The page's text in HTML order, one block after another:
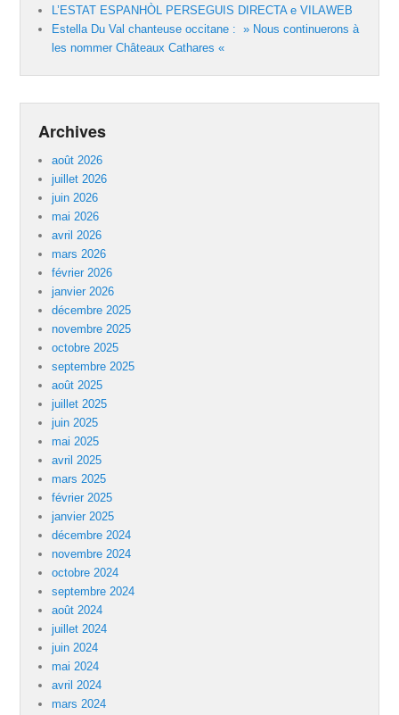
L’ESTAT ESPANHÒL PERSEGUIS DIRECTA e VILAWEB
Estella Du Val chanteuse occitane : » Nous continuerons à
les nommer Châteaux Cathares «
Archives
août 2026
juillet 2026
juin 2026
mai 2026
avril 2026
mars 2026
février 2026
janvier 2026
décembre 2025
novembre 2025
octobre 2025
septembre 2025
août 2025
juillet 2025
juin 2025
mai 2025
avril 2025
mars 2025
février 2025
janvier 2025
décembre 2024
novembre 2024
octobre 2024
septembre 2024
août 2024
juillet 2024
juin 2024
mai 2024
avril 2024
mars 2024